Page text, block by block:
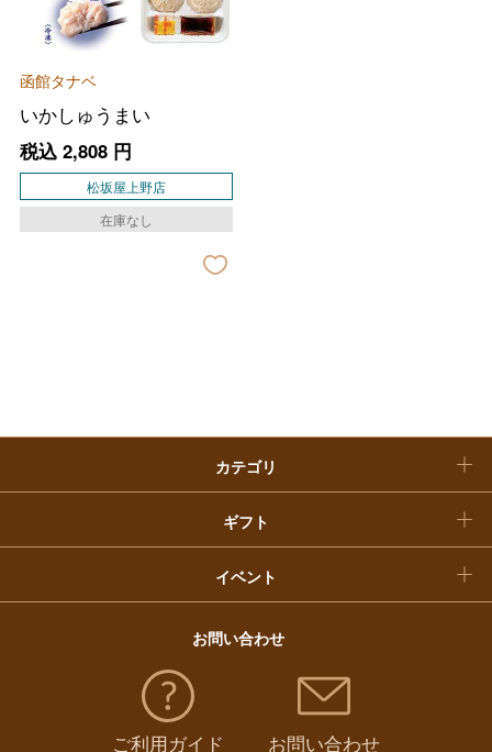
函館タナベ
いかしゅうまい
税込 2,808円
松坂屋上野店
在庫なし
カテゴリ
フード＆スイーツ
ホーム＆インテリア
ベビー＆キッズ
ギフト
結婚内祝い
お香典返し
イベント
ホワイトデー
お中元
敬老の日
福袋
お問い合わせ
ご利用ガイド お問い合わせ